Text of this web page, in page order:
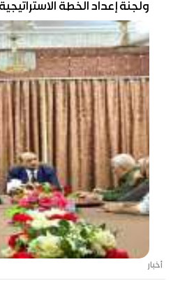
ولجنة إعداد الخطة
أخبار